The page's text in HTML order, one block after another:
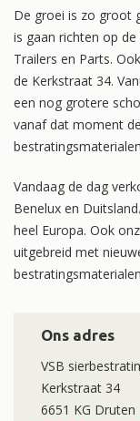
De groei is zo groot
is gaan richten op
Trailers en Parts.
de Kerkstraat 34.
een nog grotere
vanaf dat moment
Vandaag de dag
Benelux en
heel Europa. Ook
uitgebreid met
Ons adres
VSB
Kerkstraat 34
6651 KG Druten